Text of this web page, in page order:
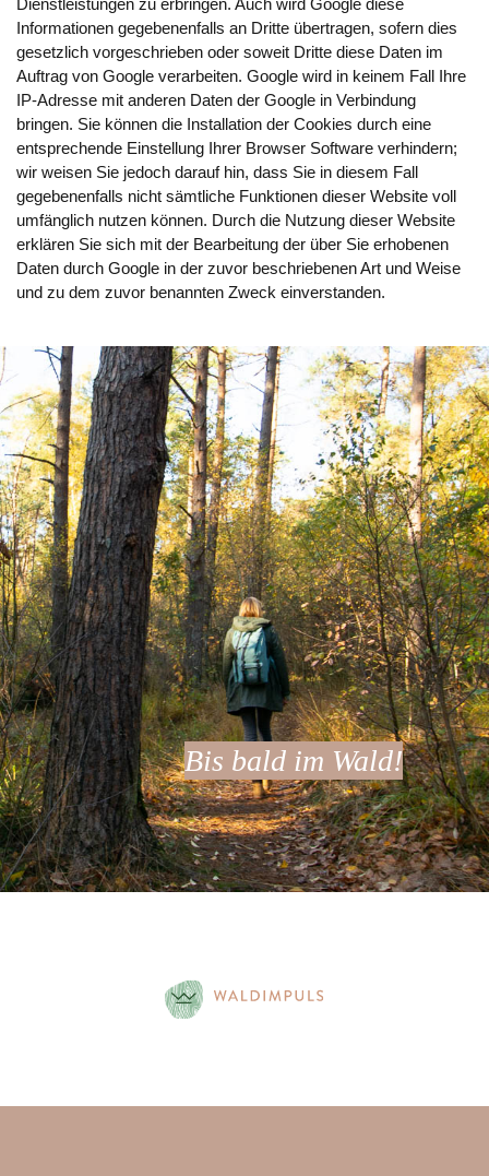
Dienstleistungen zu erbringen. Auch wird Google diese
Informationen gegebenenfalls an Dritte übertragen, sofern dies
gesetzlich vorgeschrieben oder soweit Dritte diese Daten im
Auftrag von Google verarbeiten. Google wird in keinem Fall Ihre
IP-Adresse mit anderen Daten der Google in Verbindung
bringen. Sie können die Installation der Cookies durch eine
entsprechende Einstellung Ihrer Browser Software verhindern;
wir weisen Sie jedoch darauf hin, dass Sie in diesem Fall
gegebenenfalls nicht sämtliche Funktionen dieser Website voll
umfänglich nutzen können. Durch die Nutzung dieser Website
erklären Sie sich mit der Bearbeitung der über Sie erhobenen
Daten durch Google in der zuvor beschriebenen Art und Weise
und zu dem zuvor benannten Zweck einverstanden.
Bis bald im Wald!